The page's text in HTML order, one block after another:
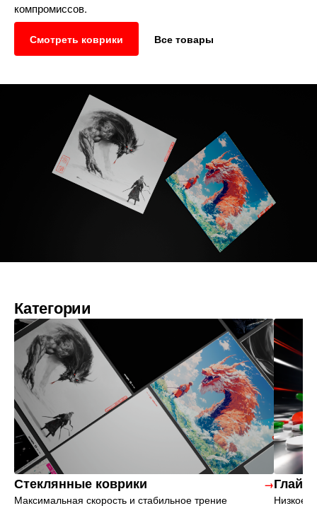
компромиссов.
Смотреть коврики Все товары
Категории
Стеклянные коврики
→
Максимальная скорость и стабильное трение
Низкое